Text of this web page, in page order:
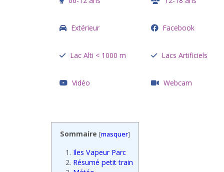
Extérieur Facebook
Lac Alti < 1000 m Lacs Artificiels
Vidéo Webcam
Sommaire [masquer]
1. Iles Vapeur Parc
2. Résumé petit train